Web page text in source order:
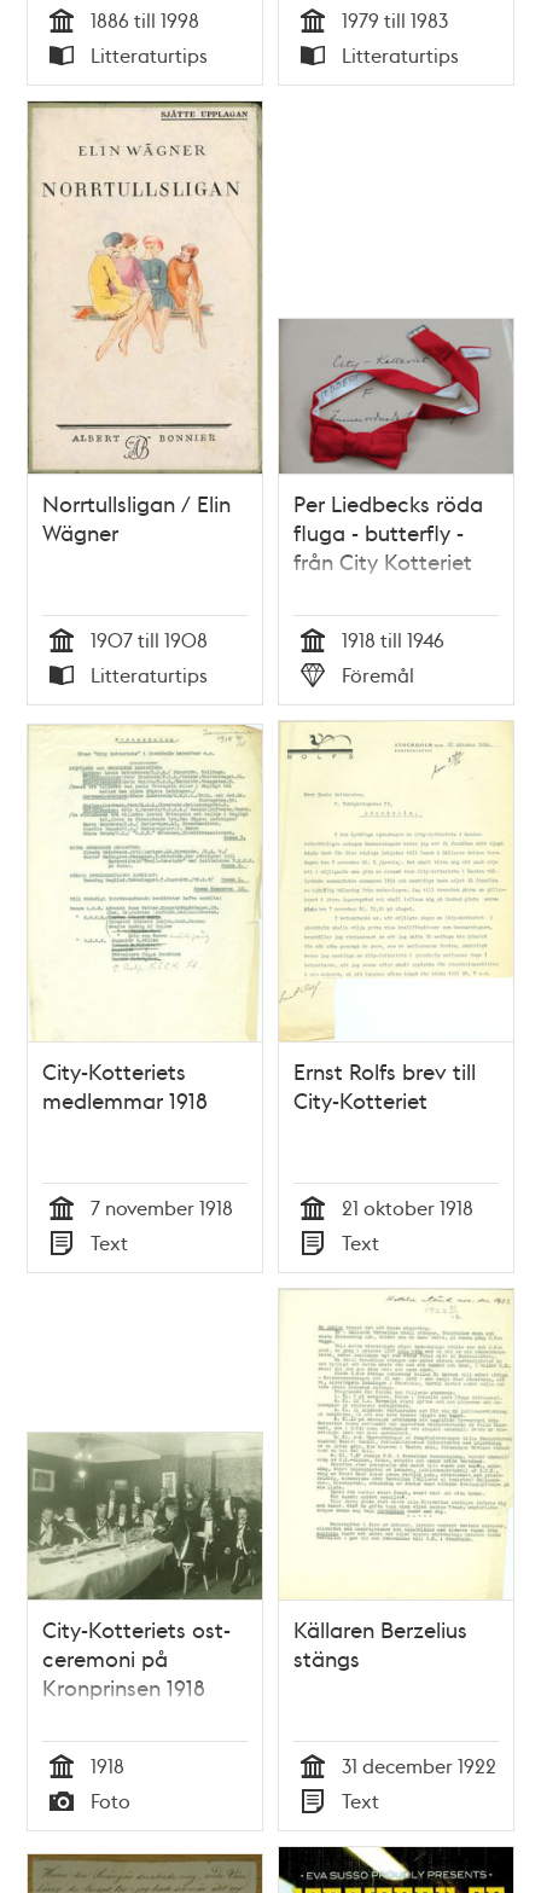
Tid
1886 till 1998
Typ
Litteraturtips Tid
1979 till 1983
Typ
Litteraturtips
Norrtullsligan / Elin
Wägner
Tid
1907 till 1908
Typ
Litteraturtips
Per Liedbecks röda
fluga - butterfly -
från City Kotteriet
Tid
1918 till 1946
Typ
Föremål
City-Kotteriets
medlemmar 1918
Tid
7 november 1918
Typ
Text
Ernst Rolfs brev till
City-Kotteriet
Tid
21 oktober 1918
Typ
Text
City-Kotteriets ost-
ceremoni på
Kronprinsen 1918
Tid
1918
Typ
Foto
Källaren Berzelius
stängs
Tid
31 december 1922
Typ
Text